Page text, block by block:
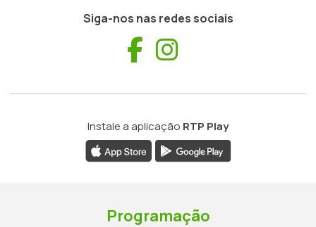
Siga-nos nas redes sociais
Facebook
Instale a aplicação RTP Play
Programação